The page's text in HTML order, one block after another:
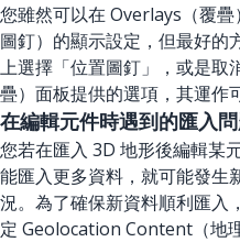
您雖然可以在 Overlays（覆
圖釘）的顯示設定，但最好的
上選擇「位置圖釘」，或是取
疊）面板提供的選項，其運作
在編輯元件時遇到的匯入
您若在匯入 3D 地形後編輯某
能匯入更多資料，就可能發生
況。為了確保新資料順利匯
定 Geolocation Content（地